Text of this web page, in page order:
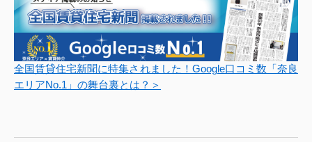
全国賃貸住宅新聞に特集されました！Google口コミ数「奈良
エリアNo.1」の舞台裏とは？＞